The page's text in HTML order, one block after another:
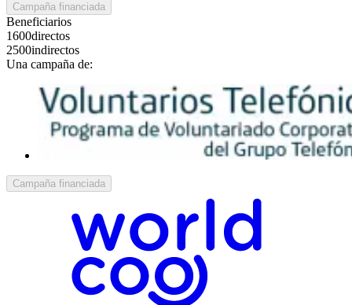
Campaña financiada
Beneficiarios
1600directos
2500indirectos
Una campaña de:
Campaña financiada